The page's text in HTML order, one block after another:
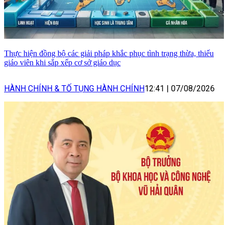
Thực hiện đồng bộ các giải pháp khắc phục tình trạng thừa, thiếu
giáo viên khi sắp xếp cơ sở giáo dục
HÀNH CHÍNH & TỐ TỤNG HÀNH CHÍNH12:41 | 07/08/2026